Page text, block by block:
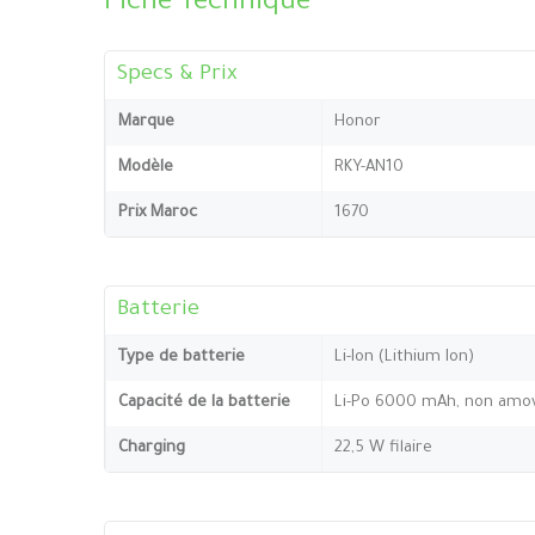
Specs & Prix
Marque Honor
Modèle RKY-AN10
Prix Maroc 1670
Batterie
Type de batterie Li-Ion (Lithium Ion)
Capacité de la batterie Li-Po 6000 mAh, non
Charging 22,5 W filaire